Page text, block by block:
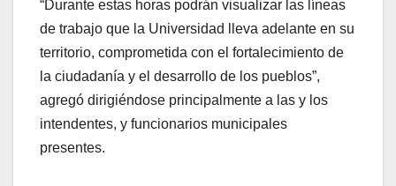
“Durante estas horas podrán visualizar las líneas
de trabajo que la Universidad lleva adelante en su
territorio, comprometida con el fortalecimiento de
la ciudadanía y el desarrollo de los pueblos”,
agregó dirigiéndose principalmente a las y los
intendentes, y funcionarios municipales
presentes.